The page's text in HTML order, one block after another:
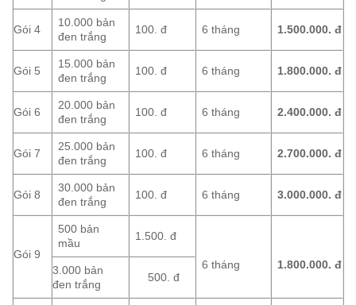
Gói 4
10.000 bản
đen trắng
100. đ 6 tháng 1.500.000.đ
Gói 5
15.000 bản
đen trắng
100. đ 6 tháng 1.800.000.đ
Gói 6
20.000 bản
đen trắng
100. đ 6 tháng 2.400.000.đ
Gói 7
25.000 bản
đen trắng
100. đ 6 tháng 2.700.000.đ
Gói 8
30.000 bản
đen trắng
100. đ 6 tháng 3.000.000.đ
Gói 9
500 bản
mầu
1.500. đ
6 tháng 1.800.000.đ
3.000 bản
đen trắng
500. đ